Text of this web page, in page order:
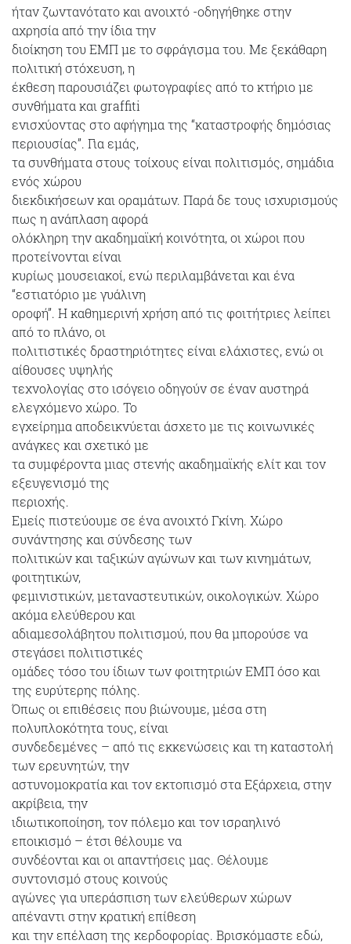
ήταν ζωντανότατο και ανοιχτό -οδηγήθηκε στην
αχρησία από την ίδια την
διοίκηση του ΕΜΠ με το σφράγισμα του. Με ξεκάθαρη
πολιτική στόχευση, η
έκθεση παρουσιάζει φωτογραφίες από το κτήριο με
συνθήματα και graffiti
ενισχύοντας στο αφήγημα της “καταστροφής δημόσιας
περιουσίας”. Για εμάς,
τα συνθήματα στους τοίχους είναι πολιτισμός, σημάδια
ενός χώρου
διεκδικήσεων και οραμάτων. Παρά δε τους ισχυρισμούς
πως η ανάπλαση αφορά
ολόκληρη την ακαδημαϊκή κοινότητα, οι χώροι που
προτείνονται είναι
κυρίως μουσειακοί, ενώ περιλαμβάνεται και ένα
“εστιατόριο με γυάλινη
οροφή”. Η καθημερινή χρήση από τις φοιτήτριες λείπει
από το πλάνο, οι
πολιτιστικές δραστηριότητες είναι ελάχιστες, ενώ οι
αίθουσες υψηλής
τεχνολογίας στο ισόγειο οδηγούν σε έναν αυστηρά
ελεγχόμενο χώρο. Το
εγχείρημα αποδεικνύεται άσχετο με τις κοινωνικές
ανάγκες και σχετικό με
τα συμφέροντα μιας στενής ακαδημαϊκής ελίτ και τον
εξευγενισμό της
περιοχής.
Εμείς πιστεύουμε σε ένα ανοιχτό Γκίνη. Χώρο
συνάντησης και σύνδεσης των
πολιτικών και ταξικών αγώνων και των κινημάτων,
φοιτητικών,
φεμινιστικών, μεταναστευτικών, οικολογικών. Χώρο
ακόμα ελεύθερου και
αδιαμεσολάβητου πολιτισμού, που θα μπορούσε να
στεγάσει πολιτιστικές
ομάδες τόσο του ίδιων των φοιτητριών ΕΜΠ όσο και
της ευρύτερης πόλης.
Όπως οι επιθέσεις που βιώνουμε, μέσα στη
πολυπλοκότητα τους, είναι
συνδεδεμένες – από τις εκκενώσεις και τη καταστολή
των ερευνητών, την
αστυνομοκρατία και τον εκτοπισμό στα Εξάρχεια, στην
ακρίβεια, την
ιδιωτικοποίηση, τον πόλεμο και τον ισραηλινό
εποικισμό – έτσι θέλουμε να
συνδέονται και οι απαντήσεις μας. Θέλουμε
συντονισμό στους κοινούς
αγώνες για υπεράσπιση των ελεύθερων χώρων
απέναντι στην κρατική επίθεση
και την επέλαση της κερδοφορίας. Βρισκόμαστε εδώ,